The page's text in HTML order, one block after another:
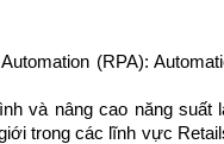
(RPA):
và nâng cao năng suất
trong các lĩnh vực